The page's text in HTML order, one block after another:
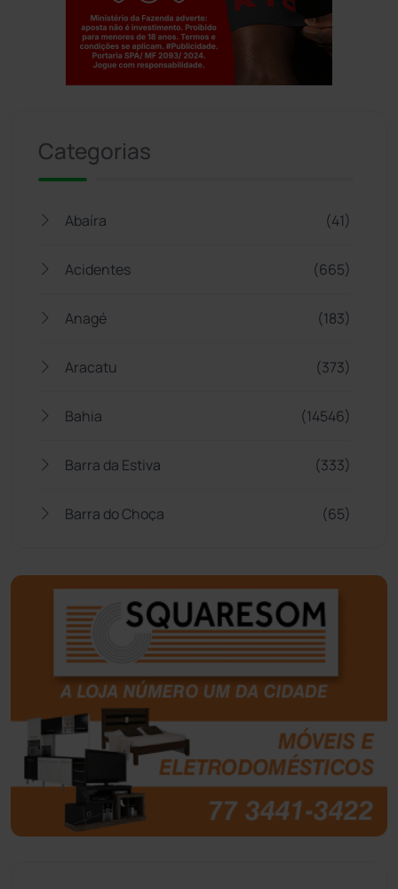
Categorias
Abaíra (41)
Acidentes (665)
Anagé (183)
Aracatu (373)
Bahia (14546)
Barra da Estiva (333)
Barra do Choça (65)
Bom Jesus da Lapa (510)
Boquira (152)
Botuporã
Brasil (7680)
Brumado (31962)